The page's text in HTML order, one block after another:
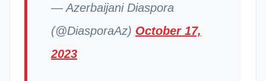
— Azerbaijani Diaspora
(@DiasporaAz) October 17,
2023